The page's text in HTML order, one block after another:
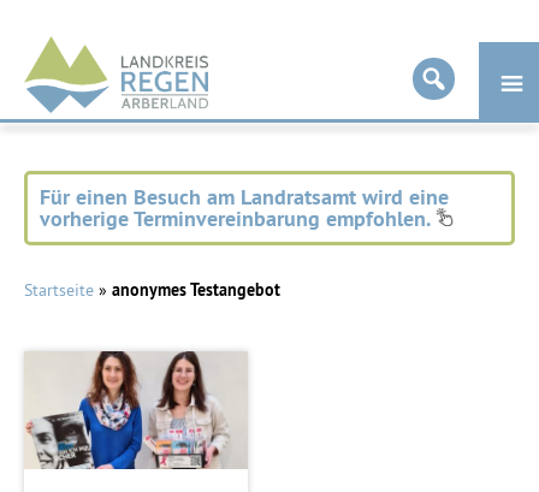
Landkreis
Regen
Für einen Besuch am Landratsamt wird eine
vorherige Terminvereinbarung empfohlen.
Startseite » anonymes Testangebot